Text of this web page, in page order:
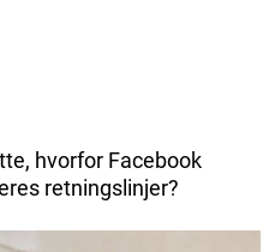
hvorfor Facebook
retningslinjer?